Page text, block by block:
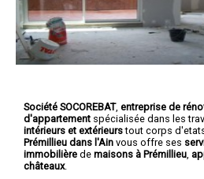
Société SOCOREBAT, entreprise de
d'appartement spécialisée dans les
intérieurs et extérieurstout corps
Prémillieu dans l'Ain vous offre ses
immobilière de maisons à Prémillieu
châteaux.